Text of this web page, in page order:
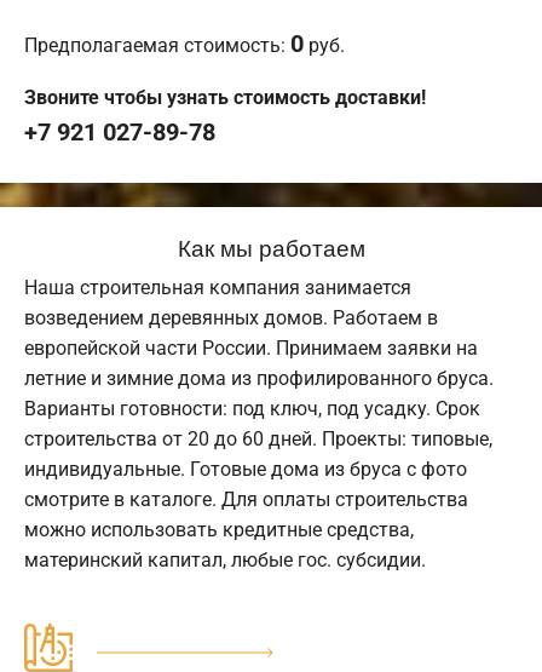
Предполагаемая стоимость: 0 руб.
Звоните чтобы узнать стоимость доставки!
+7 921 027-89-78
Как мы работаем
Наша строительная компания занимается
возведением деревянных домов. Работаем в
европейской части России. Принимаем заявки на
летние и зимние дома из профилированного бруса.
Варианты готовности: под ключ, под усадку. Срок
строительства от 20 до 60 дней. Проекты: типовые,
индивидуальные. Готовые дома из бруса с фото
смотрите в каталоге. Для оплаты строительства
можно использовать кредитные средства,
материнский капитал, любые гос. субсидии.